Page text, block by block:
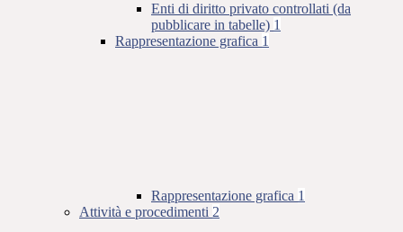
Enti di diritto privato controllati (da
pubblicare in tabelle) 1
Rappresentazione grafica 1
Rappresentazione grafica 1
Attività e procedimenti 2